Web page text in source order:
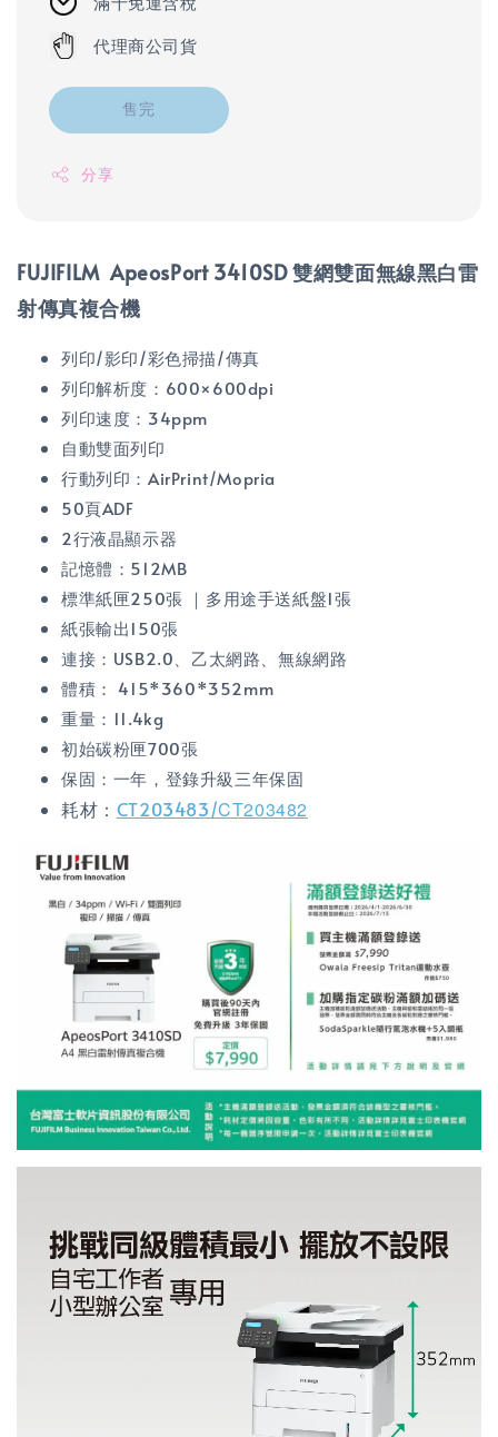
代理商公司貨
售完
分享
FUJIFILM ApeosPort 3410SD 雙網雙面無線黑白雷
射傳真複合機
列印/影印/彩色掃描/傳真
列印解析度：600×600dpi
列印速度：34ppm
自動雙面列印
行動列印：AirPrint/Mopria
50頁ADF
2行液晶顯示器
記憶體：512MB
標準紙匣250張 ｜多用途手送紙盤1張
紙張輸出150張
連接：USB2.0、乙太網路、無線網路
體積： 415*360*352mm
重量：11.4kg
初始碳粉匣700張
保固：一年，登錄升級三年保固
耗材： CT203483/CT203482